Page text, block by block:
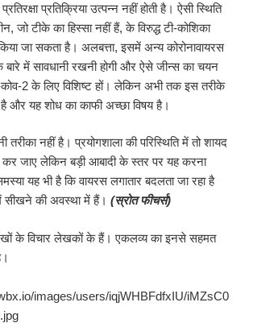
प्रतिक्रिया उत्पन्न नहीं होती है। ऐसी स्थिति
जो टीके का हिस्सा नहीं हैं, के विरुद्ध टी-कोशिका
जा सकता है। अलबत्ता, इसमें अन्य कोरोनावायरस
में सावधानी रखनी होगी और ऐसे जीन्स का चयन
कोव-2 के लिए विशिष्ट हों। लेकिन अभी तक इस तरीके
है और यह शोध का काफी अच्छा विषय है।
तरीका नहीं है। प्रयोगशाला की परिस्थिति में तो शायद
कर जाए लेकिन बड़ी आबादी के स्तर पर यह करना
यह भी है कि वायरस लगातार बदलता जा रहा है
की अवस्था में हैं। (स्रोत फीचर्स)
के विचार लेखकों के हैं। एकलव्य का इनसे सहमत
images/users/iqjWHBFdfxIU/iMZsC0